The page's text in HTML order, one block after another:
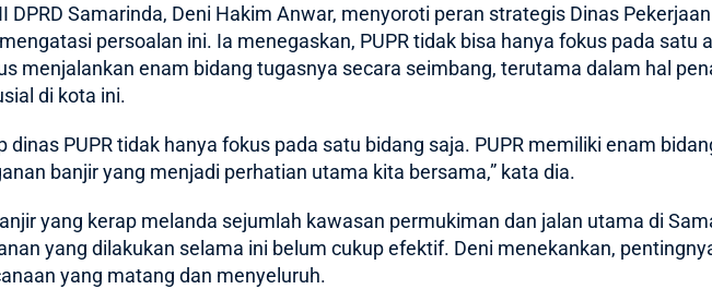
DPRD Samarinda, Deni Hakim Anwar, menyoroti peran strategis Dinas
persoalan ini. Ia menegaskan, PUPR tidak bisa hanya fokus pada satu
menjalankan enam bidang tugasnya secara seimbang, terutama dalam hal
di kota ini.
dinas PUPR tidak hanya fokus pada satu bidang saja. PUPR memiliki enam
banjir yang menjadi perhatian utama kita bersama,” kata dia.
yang kerap melanda sejumlah kawasan permukiman dan jalan utama di
yang dilakukan selama ini belum cukup efektif. Deni menekankan,
yang matang dan menyeluruh.